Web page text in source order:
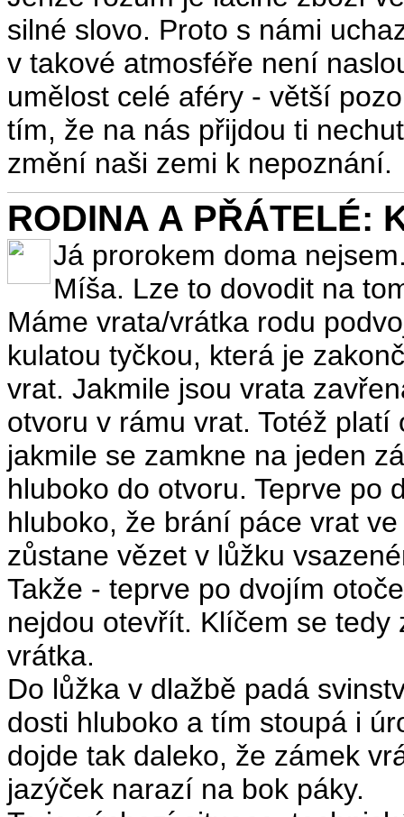
silné slovo. Proto s námi
v takové atmosféře není
umělost celé aféry - větší
tím, že na nás přijdou ti
změní naši zemi k nepoznání.
RODINA A PŘÁTELÉ:
Já prorokem doma
Míša. Lze to dovodit na
Máme vrata/vrátka rodu
kulatou tyčkou, která je
vrat. Jakmile jsou vrata
otvoru v rámu vrat. Totéž
jakmile se zamkne na jeden
hluboko do otvoru. Teprve po
hluboko, že brání páce vrat
zůstane vězet v lůžku
Takže - teprve po dvojím
nejdou otevřít. Klíčem se
vrátka.
Do lůžka v dlažbě padá
dosti hluboko a tím stoupá i
dojde tak daleko, že zámek
jazýček narazí na bok páky.